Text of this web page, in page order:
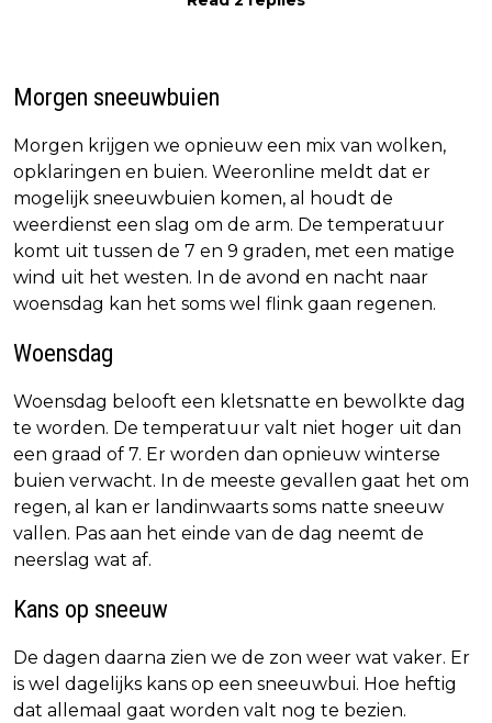
Morgen sneeuwbuien
Morgen krijgen we opnieuw een mix van wolken,
opklaringen en buien. Weeronline meldt dat er
mogelijk sneeuwbuien komen, al houdt de
weerdienst een slag om de arm. De temperatuur
komt uit tussen de 7 en 9 graden, met een matige
wind uit het westen. In de avond en nacht naar
woensdag kan het soms wel flink gaan regenen.
Woensdag
Woensdag belooft een kletsnatte en bewolkte dag
te worden. De temperatuur valt niet hoger uit dan
een graad of 7. Er worden dan opnieuw winterse
buien verwacht. In de meeste gevallen gaat het om
regen, al kan er landinwaarts soms natte sneeuw
vallen. Pas aan het einde van de dag neemt de
neerslag wat af.
Kans op sneeuw
De dagen daarna zien we de zon weer wat vaker. Er
is wel dagelijks kans op een sneeuwbui. Hoe heftig
dat allemaal gaat worden valt nog te bezien.